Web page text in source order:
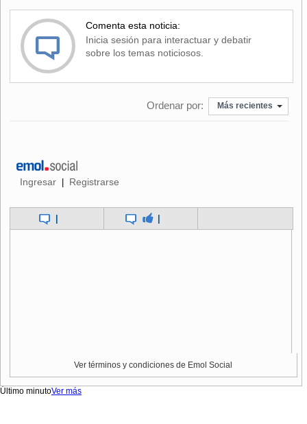
Comenta esta noticia:
Inicia sesión para interactuar y debatir
sobre los temas noticiosos.
Ordenar por: Más recientes
Ingresar | Registrarse
| |
Ver términos y condiciones de Emol Social
Último minutoVer más